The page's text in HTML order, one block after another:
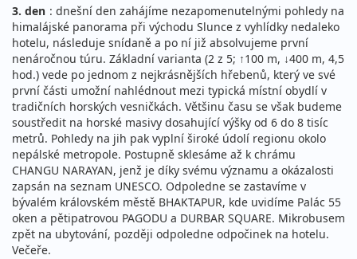
3. den : dnešní den zahájíme nezapomenutelnými pohledy na
himalájské panorama při východu Slunce z vyhlídky nedaleko
hotelu, následuje snídaně a po ní již absolvujeme první
nenáročnou túru. Základní varianta (2 z 5; ↑100 m, ↓400 m, 4,5
hod.) vede po jednom z nejkrásnějších hřebenů, který ve své
první části umožní nahlédnout mezi typická místní obydlí v
tradičních horských vesničkách. Většinu času se však budeme
soustředit na horské masivy dosahující výšky od 6 do 8 tisíc
metrů. Pohledy na jih pak vyplní široké údolí regionu okolo
nepálské metropole. Postupně sklesáme až k chrámu
CHANGU NARAYAN, jenž je díky svému významu a okázalosti
zapsán na seznam UNESCO. Odpoledne se zastavíme v
bývalém královském městě BHAKTAPUR, kde uvidíme Palác 55
oken a pětipatrovou PAGODU a DURBAR SQUARE. Mikrobusem
zpět na ubytování, později odpoledne odpočinek na hotelu.
Večeře.